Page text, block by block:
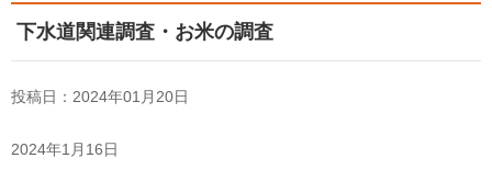
下水道関連調査・お米の調査
投稿日：2024年01月20日
2024年1月16日